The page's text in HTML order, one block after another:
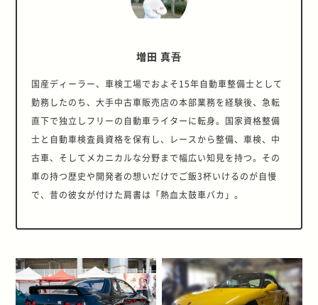
増田 真吾
国産ディーラー、車検工場でおよそ15年自動車整備士として
勤務したのち、大手中古車販売店の本部業務を経験後、急転
直下で独立しフリーの自動車ライターに転身。国家資格整備
士と自動車検査員資格を保有し、レースから整備、車検、中
古車、そしてメカニカルな分野まで幅広い知見を持つ。その
車の持つ歴史や開発者の想いだけでご飯3杯いけるのが自慢
で、昔の彼女が付けた肩書は「熱血太鼓車バカ」。